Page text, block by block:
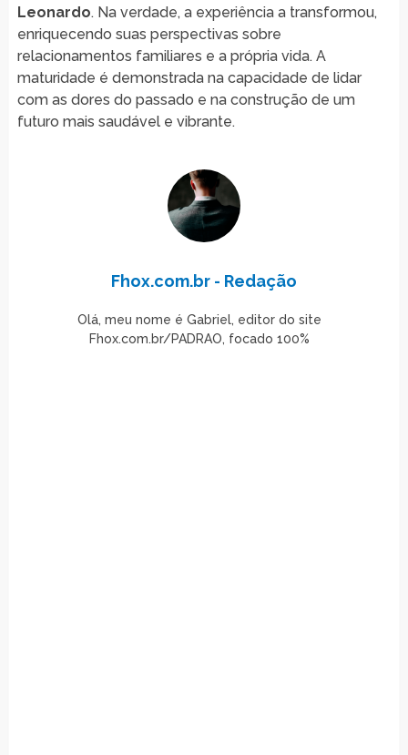
Leonardo. Na verdade, a experiência a transformou,
enriquecendo suas perspectivas sobre
relacionamentos familiares e a própria vida. A
maturidade é demonstrada na capacidade de lidar
com as dores do passado e na construção de um
futuro mais saudável e vibrante.
Fhox.com.br - Redação
Olá, meu nome é Gabriel, editor do site
Fhox.com.br/PADRAO, focado 100%